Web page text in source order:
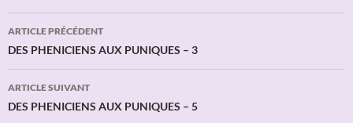
Navigation
des
articles
ARTICLE PRÉCÉDENT
DES PHENICIENS AUX PUNIQUES – 3
ARTICLE SUIVANT
DES PHENICIENS AUX PUNIQUES – 5